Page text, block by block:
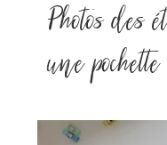
Photos des
une